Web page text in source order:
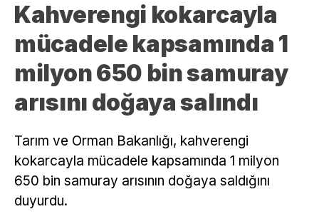
Kahverengi kokarcayla
mücadele kapsamında 1
milyon 650 bin samuray
arısını doğaya salındı
Tarım ve Orman Bakanlığı, kahverengi
kokarcayla mücadele kapsamında 1 milyon
650 bin samuray arısının doğaya saldığını
duyurdu.